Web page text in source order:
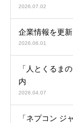
2026.07.02
企業情報を更
2026.06.01
「人とくるま
内
2026.04.07
「ネプコン ジ